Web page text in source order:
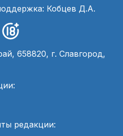
Кобцев Д.А.
658820, г. Славгород,
редакции: